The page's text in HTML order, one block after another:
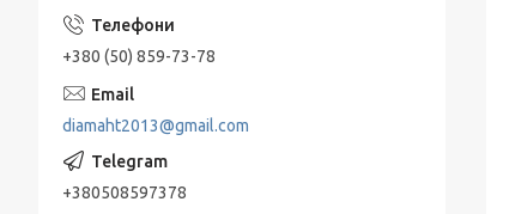
+380 (50) 859-73-78
diamaht2013@gmail.com
+380508597378